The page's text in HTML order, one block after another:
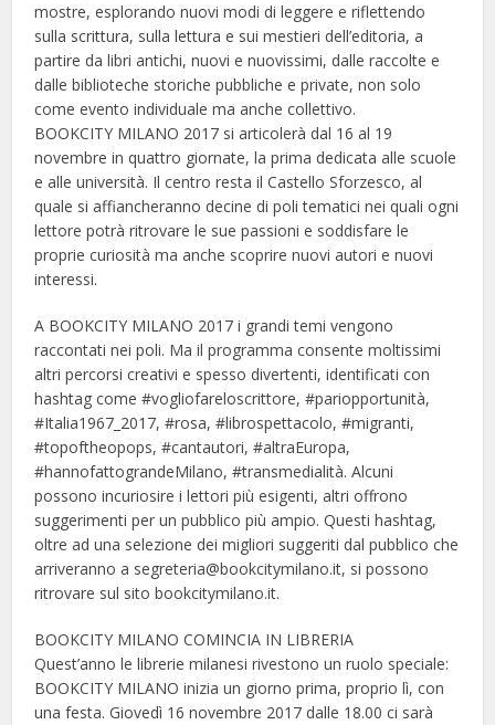
mostre, esplorando nuovi modi di leggere e riflettendo
sulla scrittura, sulla lettura e sui mestieri dell’editoria, a
partire da libri antichi, nuovi e nuovissimi, dalle raccolte e
dalle biblioteche storiche pubbliche e private, non solo
come evento individuale ma anche collettivo.
BOOKCITY MILANO 2017 si articolerà dal 16 al 19
novembre in quattro giornate, la prima dedicata alle scuole
e alle università. Il centro resta il Castello Sforzesco, al
quale si affiancheranno decine di poli tematici nei quali ogni
lettore potrà ritrovare le sue passioni e soddisfare le
proprie curiosità ma anche scoprire nuovi autori e nuovi
interessi.
A BOOKCITY MILANO 2017 i grandi temi vengono
raccontati nei poli. Ma il programma consente moltissimi
altri percorsi creativi e spesso divertenti, identificati con
hashtag come #vogliofareloscrittore, #pariopportunità,
#Italia1967_2017, #rosa, #librospettacolo, #migranti,
#topoftheopops, #cantautori, #altraEuropa,
#hannofattograndeMilano, #transmedialità. Alcuni
possono incuriosire i lettori più esigenti, altri offrono
suggerimenti per un pubblico più ampio. Questi hashtag,
oltre ad una selezione dei migliori suggeriti dal pubblico che
arriveranno a segreteria@bookcitymilano.it, si possono
ritrovare sul sito bookcitymilano.it.
BOOKCITY MILANO COMINCIA IN LIBRERIA
Quest’anno le librerie milanesi rivestono un ruolo speciale:
BOOKCITY MILANO inizia un giorno prima, proprio lì, con
una festa. Giovedì 16 novembre 2017 dalle 18.00 ci sarà